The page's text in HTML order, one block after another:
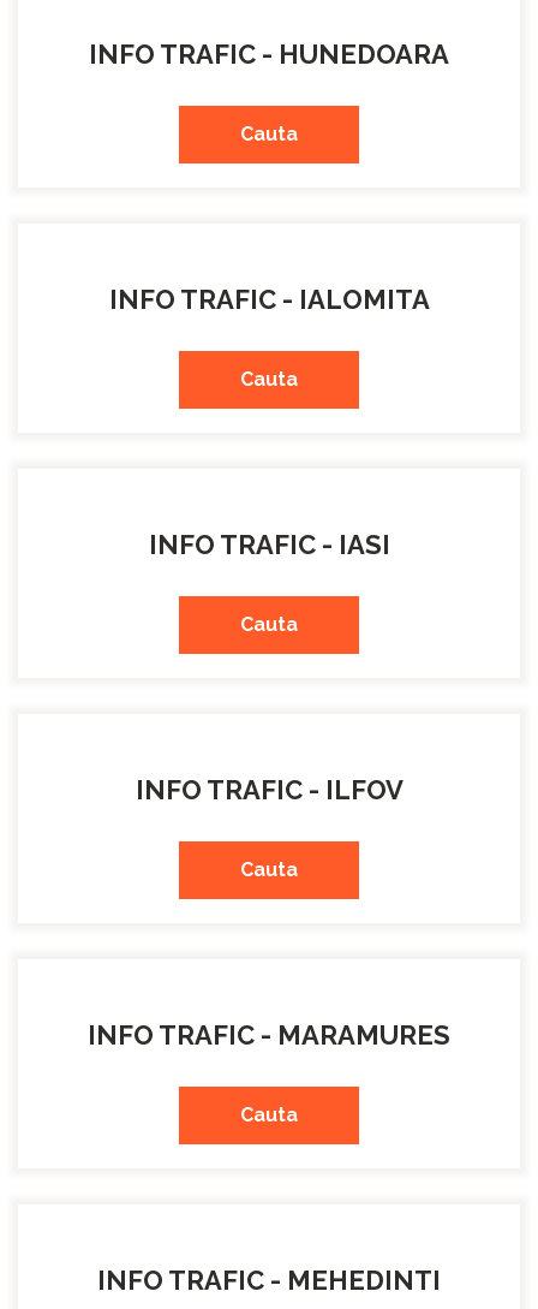
INFO TRAFIC - HUNEDOARA
Cauta
INFO TRAFIC - IALOMITA
Cauta
INFO TRAFIC - IASI
Cauta
INFO TRAFIC - ILFOV
Cauta
INFO TRAFIC - MARAMURES
Cauta
INFO TRAFIC - MEHEDINTI